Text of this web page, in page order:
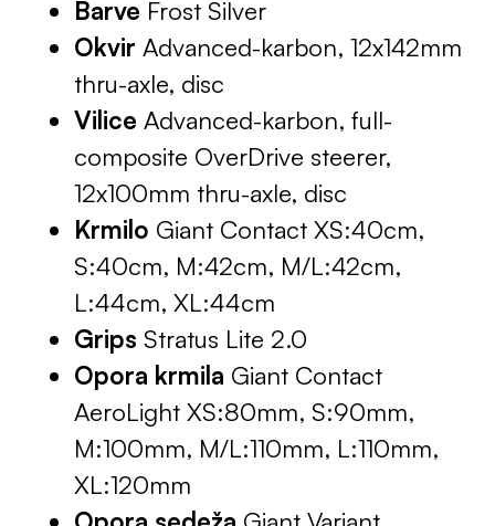
Barve Frost Silver
Okvir Advanced-karbon, 12x142mm
thru-axle, disc
Vilice Advanced-karbon, full-
composite OverDrive steerer,
12x100mm thru-axle, disc
Krmilo Giant Contact XS:40cm,
S:40cm, M:42cm, M/L:42cm,
L:44cm, XL:44cm
Grips Stratus Lite 2.0
Opora krmila Giant Contact
AeroLight XS:80mm, S:90mm,
M:100mm, M/L:110mm, L:110mm,
XL:120mm